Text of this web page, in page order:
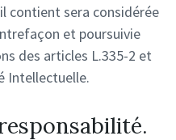
contient sera considérée
et poursuivie
des articles L.335-2 et
Intellectuelle.